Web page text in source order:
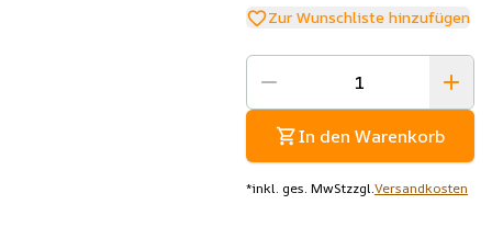
Zur Wunschliste hinzufügen
In den Warenkorb
*inkl. ges. MwStzzgl.Versandkosten